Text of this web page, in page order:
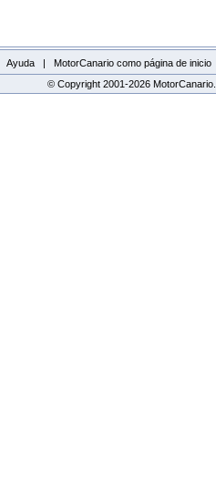
Ayuda | MotorCanario como página de inicio
© Copyright 2001-2026